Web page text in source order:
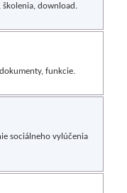
školenia, download.
funkcie.
sociálneho vylúčenia